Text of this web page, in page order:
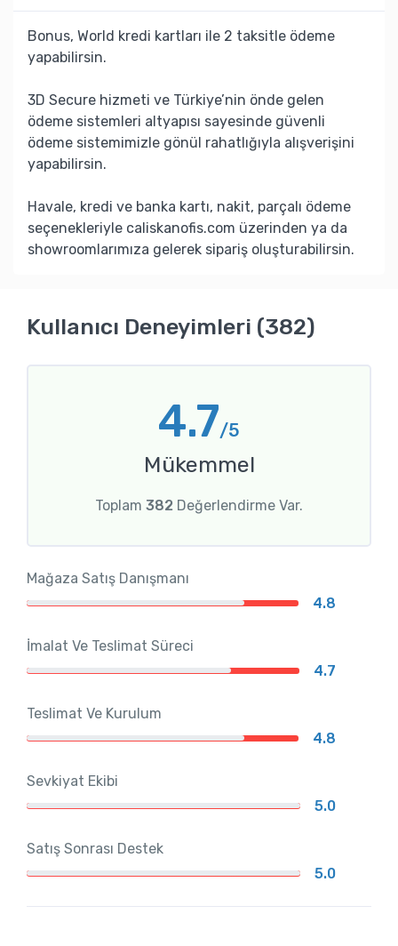
Bonus, World kredi kartları ile 2 taksitle ödeme
yapabilirsin.
3D Secure hizmeti ve Türkiye’nin önde gelen
ödeme sistemleri altyapısı sayesinde güvenli
ödeme sistemimizle gönül rahatlığıyla alışverişini
yapabilirsin.
Havale, kredi ve banka kartı, nakit, parçalı ödeme
seçenekleriyle caliskanofis.com üzerinden ya da
showroomlarımıza gelerek sipariş oluşturabilirsin.
Kullanıcı Deneyimleri (382)
4.7/5
Mükemmel
Toplam 382 Değerlendirme Var.
Mağaza Satış Danışmanı
4.8
İmalat Ve Teslimat Süreci
4.7
Teslimat Ve Kurulum
4.8
Sevkiyat Ekibi
5.0
Satış Sonrası Destek
5.0